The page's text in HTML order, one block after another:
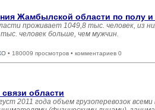
Жамбылской области по полу и
проживает 1049,8 тыс. человек, из
человек больше, чем мужчин.
• 180009 просмотров • комментариев 0
связи области
2011 года объем грузоперевозок